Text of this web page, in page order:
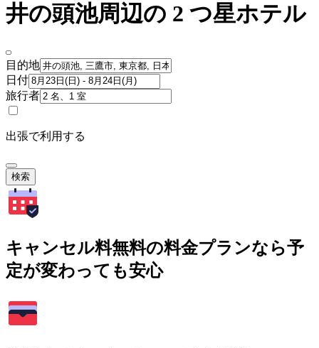
井の頭池周辺の 2 つ星ホテル
目的地
日付
旅行者
出張で利用する
検索
キャンセル料無料の料金プランなら予
定が変わっても安心